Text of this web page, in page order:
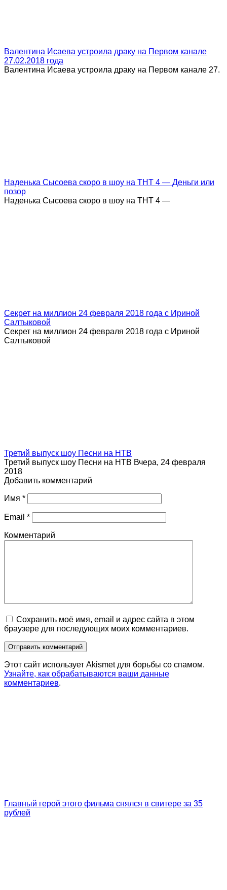
Валентина Исаева устроила драку на Первом канале
27.02.2018 года
Валентина Исаева устроила драку на Первом канале 27.
Наденька Сысоева скоро в шоу на ТНТ 4 — Деньги или
позор
Наденька Сысоева скоро в шоу на ТНТ 4 —
Секрет на миллион 24 февраля 2018 года с Ириной
Салтыковой
Секрет на миллион 24 февраля 2018 года с Ириной
Салтыковой
Третий выпуск шоу Песни на НТВ
Третий выпуск шоу Песни на НТВ Вчера, 24 февраля
2018
Добавить комментарий
Имя *
Email *
Комментарий
Сохранить моё имя, email и адрес сайта в этом
браузере для последующих моих комментариев.
Этот сайт использует Akismet для борьбы со спамом.
Узнайте, как обрабатываются ваши данные
комментариев.
Главный герой этого фильма снялся в свитере за 35
рублей